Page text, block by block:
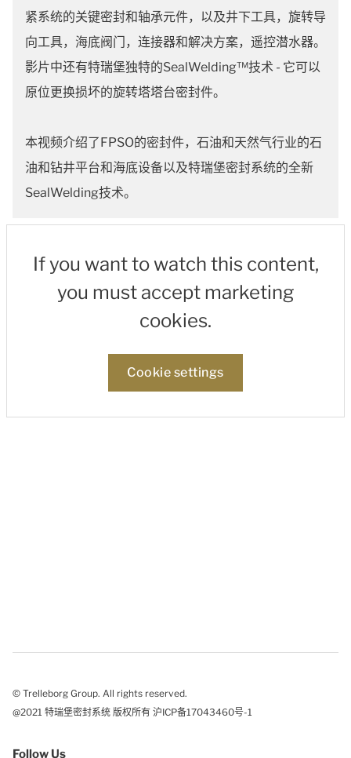
紧系统的关键密封和轴承元件，以及井下工具，旋转导
向工具，海底阀门，连接器和解决方案，遥控潜水器。
影片中还有特瑞堡独特的SealWelding™技术 - 它可以
原位更换损坏的旋转塔塔台密封件。
本视频介绍了FPSO的密封件，石油和天然气行业的石
油和钻井平台和海底设备以及特瑞堡密封系统的全新
SealWelding技术。
If you want to watch this content,
you must accept marketing
cookies.
Cookie settings
© Trelleborg Group. All rights reserved.
@2021 特瑞堡密封系统 版权所有 沪ICP备17043460号-1
Follow Us